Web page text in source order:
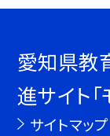
愛知県教
進サイト「
サイトマップ